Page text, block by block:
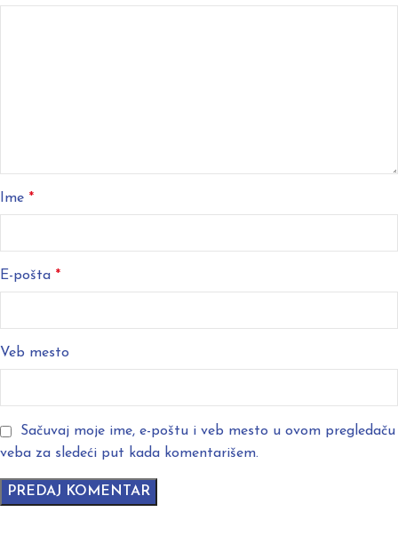
Ime *
E-pošta *
Veb mesto
Sačuvaj moje ime, e-poštu i veb mesto u ovom pregledaču
veba za sledeći put kada komentarišem.